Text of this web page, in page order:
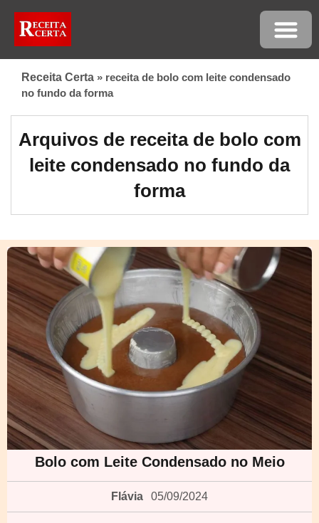
Receita Certa » receita de bolo com leite condensado
no fundo da forma
Arquivos de receita de bolo com
leite condensado no fundo da
forma
Bolo com Leite Condensado no Meio
Flávia 05/09/2024